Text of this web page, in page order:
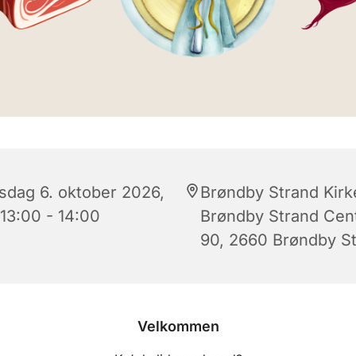
6. oktober 2026,
- 14:00
Brøndby Strand
Brøndby Strand
90, 2660 Brøndby
Velkommen